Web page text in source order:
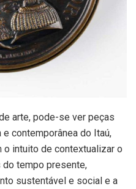
arte, pode-se ver peças
contemporânea do Itaú,
o intuito de contextualizar o
tempo presente,
sustentável e social e a